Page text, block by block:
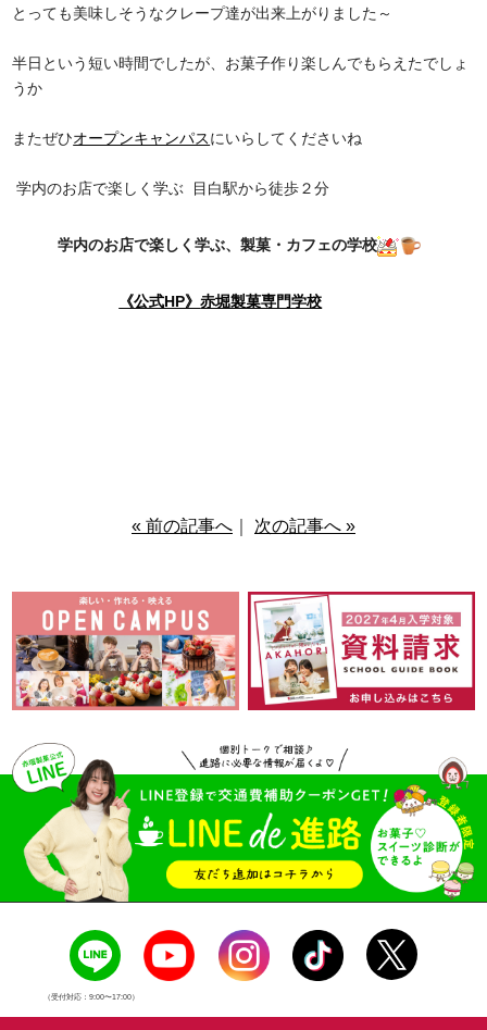
とっても美味しそうなクレープ達が出来上がりました～
半日という短い時間でしたが、お菓子作り楽しんでもらえたでしょ
うか
またぜひオープンキャンパスにいらしてくださいね
学内のお店で楽しく学ぶ 目白駅から徒歩２分
学内のお店で楽しく学ぶ、製菓・カフェの学校
《公式HP》赤堀製菓専門学校
« 前の記事へ 次の記事へ »
（受付対応：9:00〜17:00）